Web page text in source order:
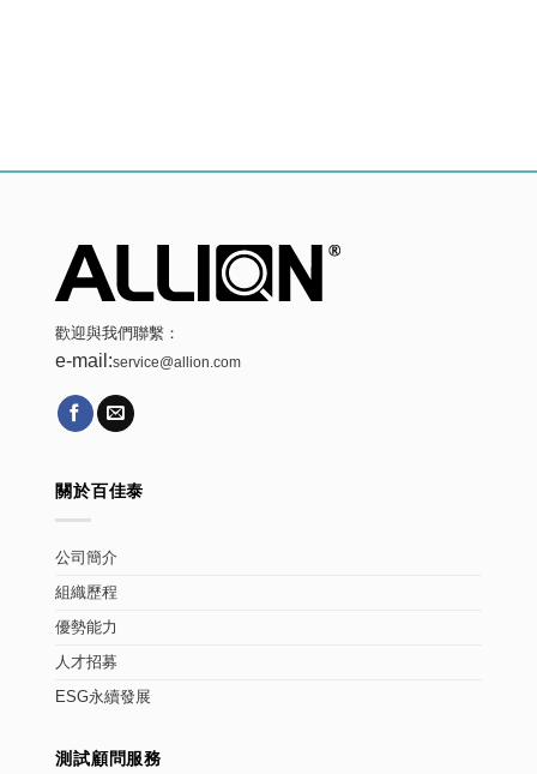
歡迎與我們聯繫：
e-mail:service@allion.com
關於百佳泰
公司簡介
組織歷程
優勢能力
人才招募
ESG永續發展
測試顧問服務